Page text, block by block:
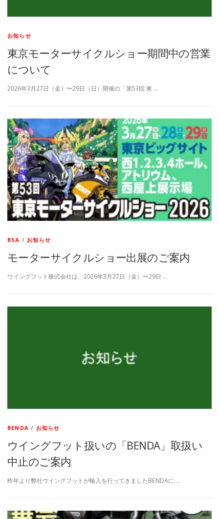
お知らせ
東京モーターサイクルショー期間中の営業
について
2026年3月27日（金）〜29日（日）開催の「第53回 東 …
BSA / お知らせ
モーターサイクルショー出展のご案内
ウイングフット株式会社は、2026年3月27日（金）〜29日 …
BENDA / お知らせ
ウイングフット扱いの「BENDA」取扱い
中止のご案内
昨年より弊社ウイングフットが輸入を行ってきましたBENDAに …